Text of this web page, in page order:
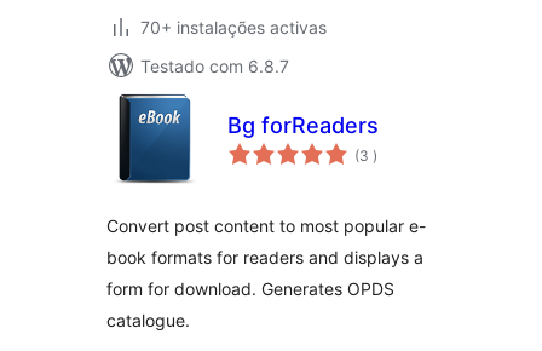
70+ instalações activas
Testado com 6.8.7
Bg forReaders
(3 classificações
)
Convert post content to most popular e-
book formats for readers and displays a
form for download. Generates OPDS
catalogue.